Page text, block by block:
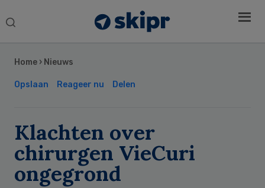
Search
Home › Nieuws
Opslaan Reageer nu Delen
Klachten over
chirurgen VieCuri
ongegrond
Sidebar